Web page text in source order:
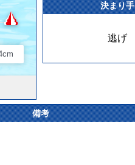
決まり手
逃げ
備考